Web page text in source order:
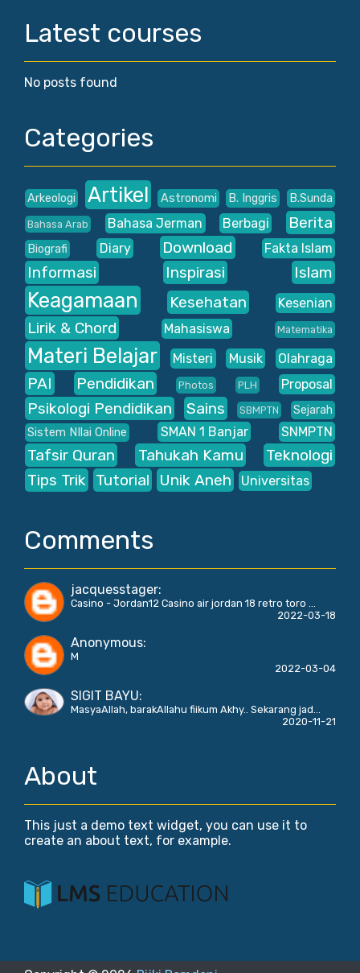
Latest courses
No posts found
Categories
Arkeologi Artikel Astronomi B. Inggris B.Sunda
Bahasa Arab Bahasa Jerman Berbagi Berita
Biografi Diary Download Fakta Islam
Informasi Inspirasi Islam
Keagamaan Kesehatan Kesenian
Lirik & Chord Mahasiswa Matematika
Materi Belajar Misteri Musik Olahraga
PAI Pendidikan Photos PLH Proposal
Psikologi Pendidikan Sains SBMPTN
Sejarah
Sistem NIlai Online
SMAN 1 Banjar SNMPTN
Tafsir Quran Tahukah Kamu
Teknologi
Tips Trik Tutorial Unik Aneh Universitas
Comments
jacquesstager:
Casino - Jordan12 Casino air jordan 18 retro toro ...
2022-03-18
Anonymous:
M
2022-03-04
SIGIT BAYU:
MasyaAllah, barakAllahu fiikum Akhy.. Sekarang jad...
2020-11-21
About
This just a demo text widget, you can use it to
create an about text, for example.